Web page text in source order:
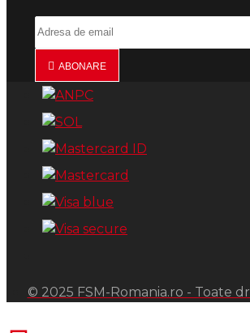
ABONARE
© 2025 FSM-Romania.ro - Toate